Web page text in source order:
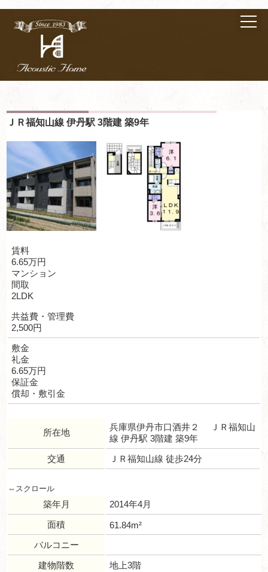
ＪＲ福知山線 伊丹駅 3階建 築9年
賃料
6.65万円
マンション
間取
2LDK
共益費・管理費
2,500円
敷金
礼金
6.65万円
保証金
償却・敷引金
所在地
兵庫県伊丹市口酒井２ ＪＲ福知山
線 伊丹駅 3階建 築9年
交通
ＪＲ福知山線 徒歩24分
築年月
2014年4月
面積
61.84m²
バルコニー
建物階数
地上3階